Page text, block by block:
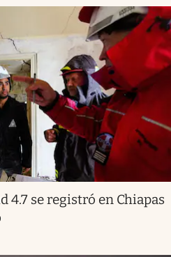
4.7 se registró en Chiapas